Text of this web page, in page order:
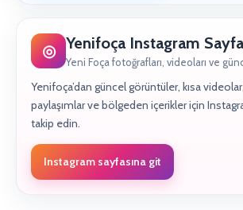
◎ Yenifoça Instagram
Yeni Foça fotoğrafları, videoları ve
Yenifoça’dan güncel görüntüler, kısa
paylaşımlar ve bölgeden içerikler için
takip edin.
Instagram sayfasına git